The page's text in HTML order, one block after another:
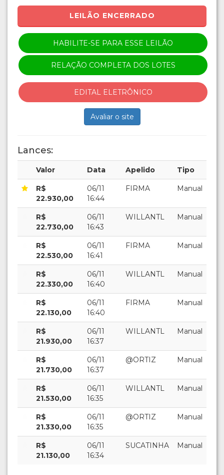
LEILÃO ENCERRADO
HABILITE-SE PARA ESSE LEILÃO
RELAÇÃO COMPLETA DOS LOTES
EDITAL ELETRÔNICO
Avaliar o site
Lances:
Valor Data Apelido Tipo
R$
22.930,00
06/11
16:44
FIRMA Manual
R$
22.730,00
06/11
16:43
WILLANTL Manual
R$
22.530,00
06/11
16:41
FIRMA Manual
R$
22.330,00
06/11
16:40
WILLANTL Manual
R$
22.130,00
06/11
16:40
FIRMA Manual
R$
21.930,00
06/11
16:37
WILLANTL Manual
R$
21.730,00
06/11
16:37
@ORTIZ Manual
R$
21.530,00
06/11
16:35
WILLANTL Manual
R$
21.330,00
06/11
16:35
@ORTIZ Manual
R$
21.130,00
06/11
16:34
SUCATINHA Manual